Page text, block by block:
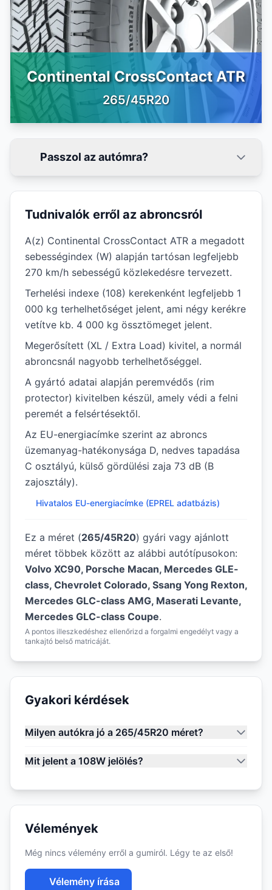
Continental CrossContact ATR
265/45R20
Passzol az autómra?
Tudnivalók erről az abroncsról
A(z) Continental CrossContact ATR a megadott
sebességindex (W) alapján tartósan legfeljebb
270 km/h sebességű közlekedésre tervezett.
Terhelési indexe (108) kerekenként legfeljebb 1
000 kg terhelhetőséget jelent, ami négy kerékre
vetítve kb. 4 000 kg össztömeget jelent.
Megerősített (XL / Extra Load) kivitel, a normál
abroncsnál nagyobb terhelhetőséggel.
A gyártó adatai alapján peremvédős (rim
protector) kivitelben készül, amely védi a felni
peremét a felsértésektől.
Az EU-energiacímke szerint az abroncs
üzemanyag-hatékonysága D, nedves tapadása
C osztályú, külső gördülési zaja 73 dB (B
zajosztály).
Hivatalos EU-energiacímke (EPREL adatbázis)
Ez a méret (265/45R20) gyári vagy ajánlott
méret többek között az alábbi autótípusokon:
Volvo XC90, Porsche Macan, Mercedes GLE-
class, Chevrolet Colorado, Ssang Yong Rexton,
Mercedes GLC-class AMG, Maserati Levante,
Mercedes GLC-class Coupe.
A pontos illeszkedéshez ellenőrizd a forgalmi engedélyt vagy a
tankajtó belső matricáját.
Gyakori kérdések
Milyen autókra jó a 265/45R20 méret?
Mit jelent a 108W jelölés?
Vélemények
Még nincs vélemény erről a gumiról. Légy te az első!
Vélemény írása